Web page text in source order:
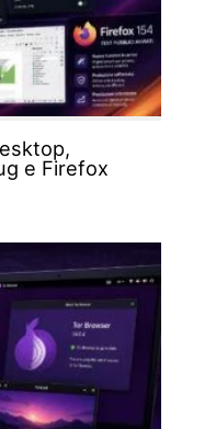
e Firefox